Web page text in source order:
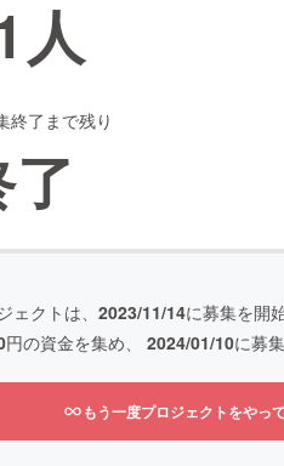
人
終了まで残り
ェクトは、 2023/11/14に募集を開
円の資金を集め、 2024/01/10に募
もう一度プロジェクトをやっ